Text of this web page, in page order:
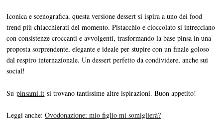
Iconica e scenografica, questa versione dessert si ispira a uno dei food
trend più chiacchierati del momento. Pistacchio e cioccolato si intrecciano
con consistenze croccanti e avvolgenti, trasformando la base pinsa in una
proposta sorprendente, elegante e ideale per stupire con un finale goloso
dal respiro internazionale. Un dessert perfetto da condividere, anche sui
social!
Supinsami.it si trovano tantissime altre ispirazioni. Buon appetito!
Leggi anche:Ovodonazione: mio figlio mi somiglierà?